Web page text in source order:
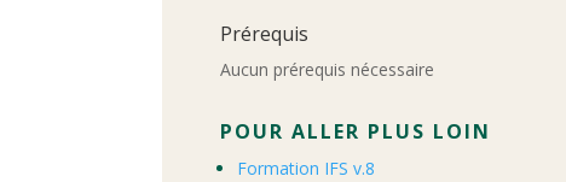
Prérequis
Aucun prérequis nécessaire
POUR ALLER PLUS LOIN
Formation IFS v.8